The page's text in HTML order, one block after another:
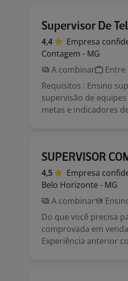
Supervisor De
4,4 Empresa
Contagem - MG
A combinar
Entre
Requisitos : Ensino
supervisão de
metas e indicadores
SUPERVISOR
4,5 Empresa
Belo Horizonte - MG
A combinar
Do que você precisa
comprovada em
Experiência anterior